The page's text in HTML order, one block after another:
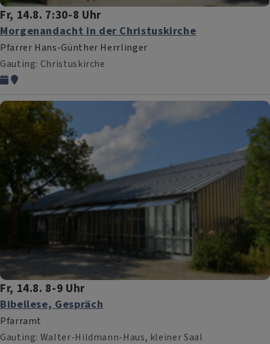
Fr, 14.8. 7:30-8 Uhr
Morgenandacht in der Christuskirche
Pfarrer Hans-Günther Herrlinger
Gauting Christuskirche
Fr, 14.8. 8-9 Uhr
Bibellese, Gespräch
Pfarramt
Gauting Walter-Hildmann-Haus, kleiner Saal